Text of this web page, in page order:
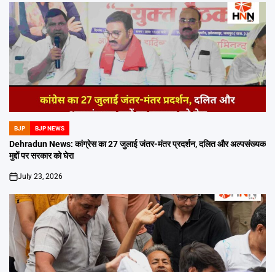
POSTED
IN
BJP BJP NEWS
Dehradun News: कांग्रेस का 27 जुलाई जंतर-मंतर प्रदर्शन, दलित और अल्पसंख्यक
मुद्दों पर सरकार को घेरा
on
July 23, 2026